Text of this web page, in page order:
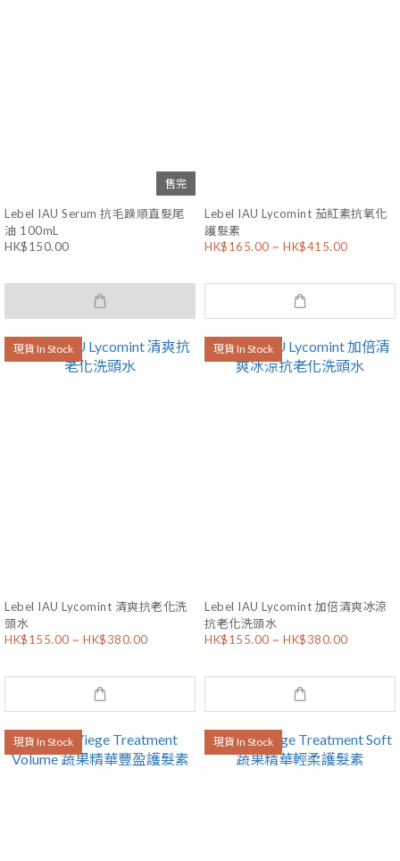
售完
Lebel IAU Serum 抗毛躁順直髮尾
油 100mL
HK$150.00
Lebel IAU Lycomint 茄紅素抗氧化
護髮素
HK$165.00 ~ HK$415.00
現貨 In Stock
Lebel IAU Lycomint 清爽抗老化洗
頭水
HK$155.00 ~ HK$380.00
現貨 In Stock
Lebel IAU Lycomint 加倍清爽冰涼
抗老化洗頭水
HK$155.00 ~ HK$380.00
現貨 In Stock 現貨 In Stock